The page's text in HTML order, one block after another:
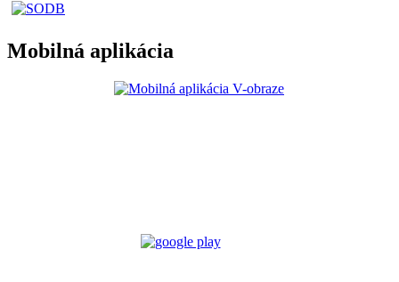
Mobilná aplikácia